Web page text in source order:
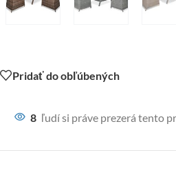
Pridať do obľúbených
8 ľudí si práve prezerá tento